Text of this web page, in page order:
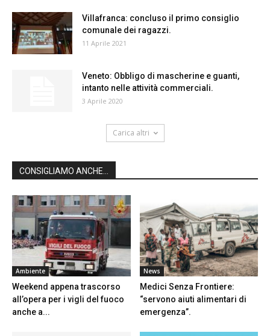
Villafranca: concluso il primo consiglio
comunale dei ragazzi.
11 Aprile 2021
Veneto: Obbligo di mascherine e guanti,
intanto nelle attività commerciali.
3 Aprile 2020
Carica altri
CONSIGLIAMO ANCHE...
Ambiente
Weekend appena trascorso
all’opera per i vigli del fuoco
anche a...
News
Medici Senza Frontiere:
“servono aiuti alimentari di
emergenza”.